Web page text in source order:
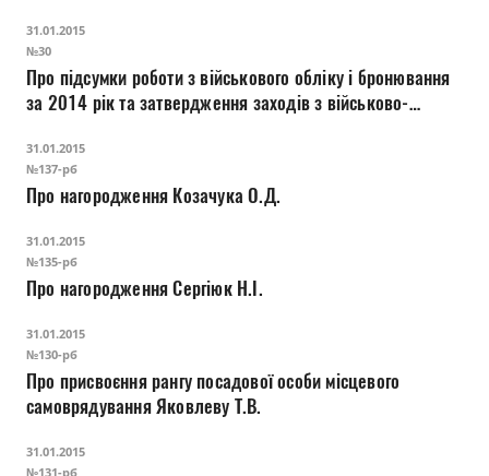
31.01.2015
№30
Про підсумки роботи з військового обліку і бронювання
за 2014 рік та затвердження заходів з військово-
31.01.2015
№137-рб
Про нагородження Козачука О.Д.
31.01.2015
№135-рб
Про нагородження Сергіюк Н.І.
31.01.2015
№130-рб
Про присвоєння рангу посадової особи місцевого
самоврядування Яковлеву Т.В.
31.01.2015
№131-рб